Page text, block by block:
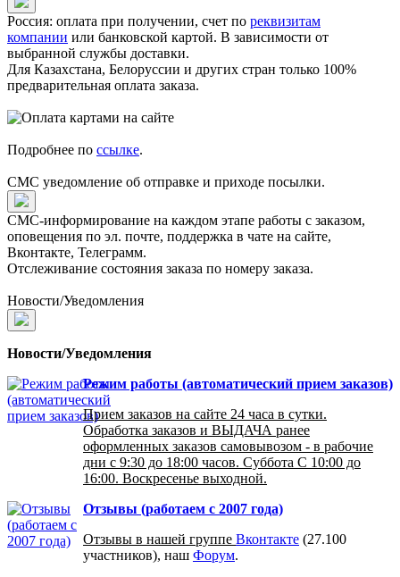
Россия: оплата при получении, счет по реквизитам
компании или банковской картой. В зависимости от
выбранной службы доставки.
Для Казахстана, Белоруссии и других стран только 100%
предварительная оплата заказа.
Подробнее по ссылке.
СМС уведомление об отправке и приходе посылки.
СМС-информирование на каждом этапе работы с заказом,
оповещения по эл. почте, поддержка в чате на сайте,
Вконтакте, Телеграмм.
Отслеживание состояния заказа по номеру заказа.
Новости/Уведомления
Новости/Уведомления
Режим работы (автоматический прием заказов)
Прием заказов на сайте 24 часа в сутки.
Обработка заказов и ВЫДАЧА ранее
оформленных заказов самовывозом - в рабочие
дни с 9:30 до 18:00 часов. Суббота С 10:00 до
16:00. Воскресенье выходной.
Отзывы (работаем с 2007 года)
Отзывы в нашей группе Вконтакте (27.100
участников), наш Форум.